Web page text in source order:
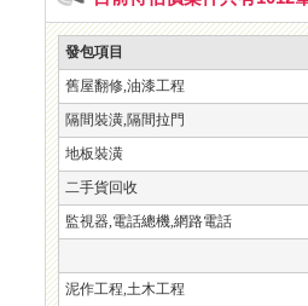
發包項目
舊屋翻修,油漆工程
隔間裝潢,隔間拉門
地板裝潢
二手貨回收
監視器,電話總機,網路電話
泥作工程,土木工程